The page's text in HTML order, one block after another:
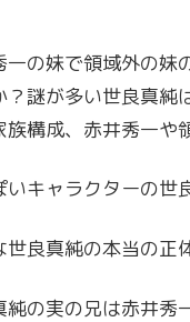
一の妹で領域外の妹
？謎が多い世良真純
族構成、赤井秀一や
いキャラクターの世
世良真純の本当の正
純の実の兄は赤井秀